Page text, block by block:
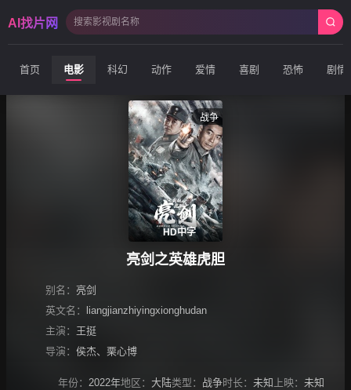
AI找片网
首页 电影 科幻 动作 爱情 喜剧 恐怖 剧情
战争
HD中字
亮剑之英雄虎胆
别名： 亮剑
英文名：
liangjianzhiyingxionghudan
主演： 王挺
导演： 侯杰、 栗心博
年份： 2022年地区： 大陆类型： 战争时长： 未知 上映： 未知